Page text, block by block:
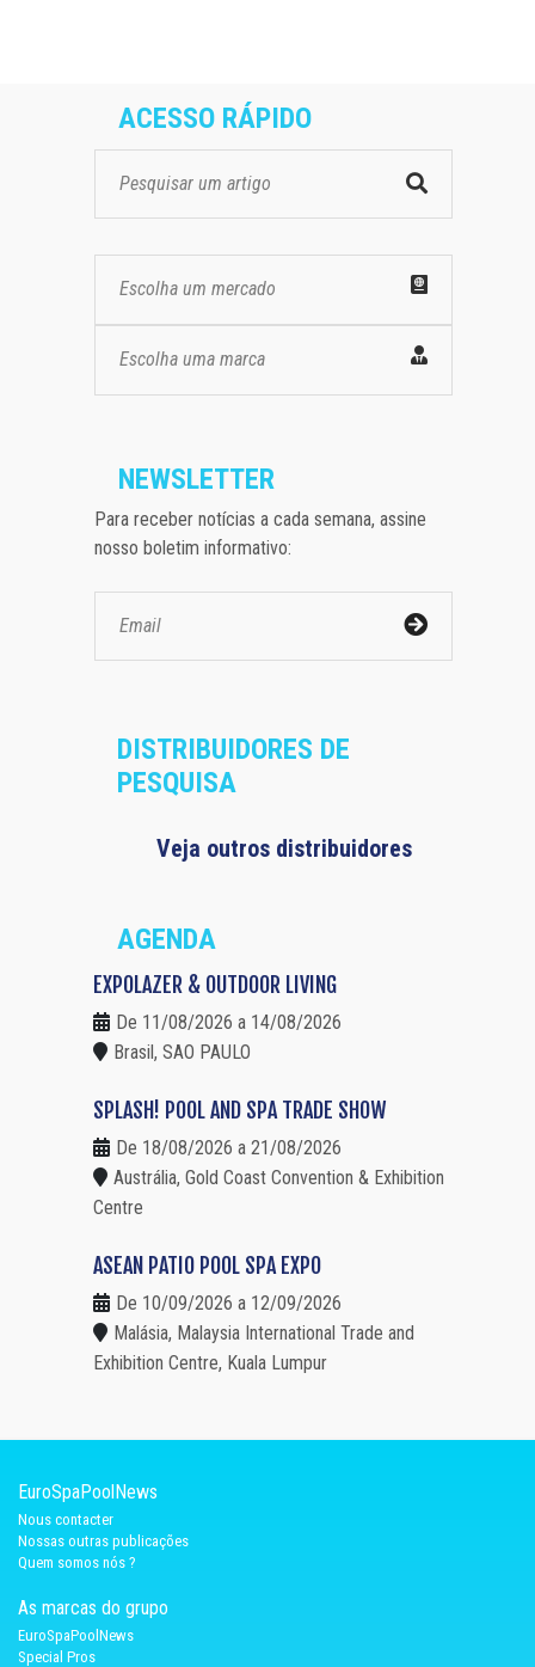
ACESSO RÁPIDO
Escolha um mercado
Escolha uma marca
NEWSLETTER
Para receber notícias a cada semana, assine
nosso boletim informativo:
DISTRIBUIDORES DE
PESQUISA
Veja outros distribuidores
AGENDA
EXPOLAZER & OUTDOOR LIVING
De 11/08/2026 a 14/08/2026
Brasil, SAO PAULO
SPLASH! POOL AND SPA TRADE SHOW
De 18/08/2026 a 21/08/2026
Austrália, Gold Coast Convention & Exhibition
Centre
ASEAN PATIO POOL SPA EXPO
De 10/09/2026 a 12/09/2026
Malásia, Malaysia International Trade and
Exhibition Centre, Kuala Lumpur
EuroSpaPoolNews
Nous contacter
Nossas outras publicações
Quem somos nós ?
As marcas do grupo
EuroSpaPoolNews
Special Pros